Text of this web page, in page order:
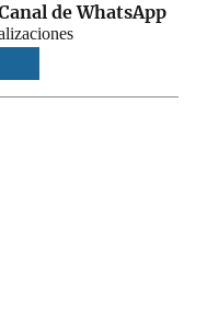
de WhatsApp